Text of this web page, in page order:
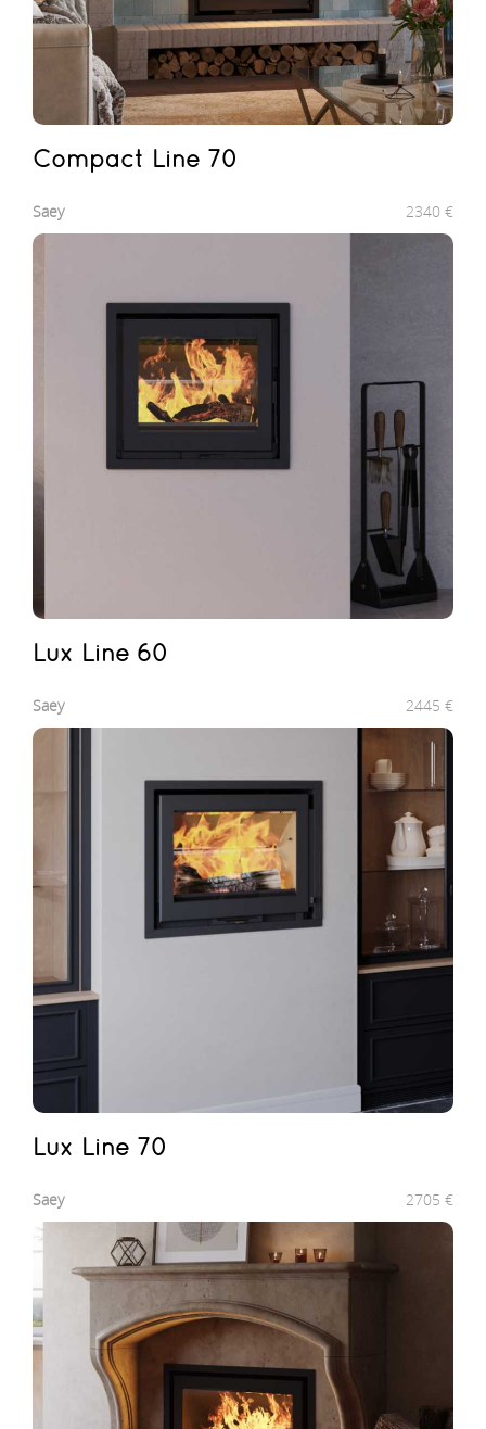
Compact Line 70
Saey 2340 €
Lux Line 60
Saey 2445 €
Lux Line 70
Saey 2705 €